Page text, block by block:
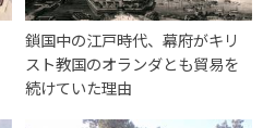
鎖国中の江戸時代、幕府がキリ
スト教国のオランダとも貿易を
続けていた理由